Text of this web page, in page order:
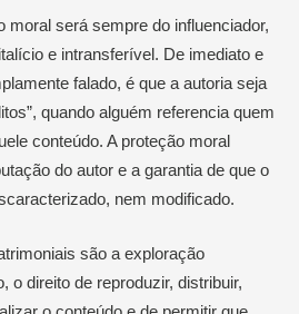
moral será sempre do influenciador,
e intransferível. De imediato e
falado, é que a autoria seja
quando alguém referencia quem
conteúdo. A proteção moral
do autor e a garantia de que o
nem modificado.
são a exploração
o direito de reproduzir, distribuir,